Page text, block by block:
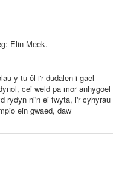
Elin Meek.
y tu ôl i'r dudalen i gael
cei weld pa mor anhygoel
rydyn ni'n ei fwyta, i'r cyhyrau
ein gwaed, daw